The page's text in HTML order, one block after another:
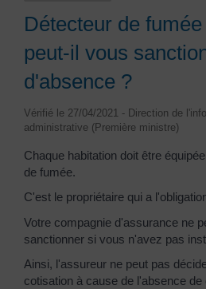
Détecteur de
peut-il vous
d'absence ?
Vérifié le 27/04/2021 - Direction de
administrative (Première ministre)
Chaque habitation doit être
de fumée.
C'est le propriétaire qui a
Votre compagnie d'assurance ne
sanctionner si vous n'avez pas
Ainsi, l'assureur ne peut pas
cotisation à cause de l'absence de